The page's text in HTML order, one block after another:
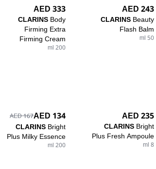
243 AED
CLARINSBeauty
Flash Balm
50 ml
333 AED
CLARINSBody
Firming Extra
Firming Cream
200 ml
235 AED
CLARINSBright
Plus Fresh Ampoule
8 ml
134 AED
167 AED
CLARINSBright
Plus Milky Essence
200 ml